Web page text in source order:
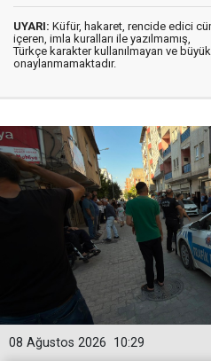
UYARI: Küfür, hakaret, rencide edici
içeren, imla kuralları ile yazılmamış,
Türkçe karakter kullanılmayan ve
onaylanmamaktadır.
10:29
08 Ağustos 2026